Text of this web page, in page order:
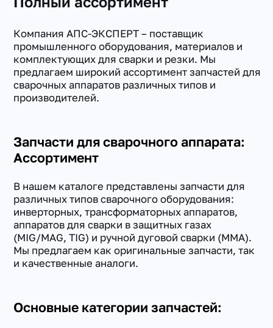
Компания АПС-ЭКСПЕРТ – поставщик
промышленного оборудования, материалов и
комплектующих для сварки и резки. Мы
предлагаем широкий ассортимент запчастей для
сварочных аппаратов различных типов и
производителей.
Запчасти для сварочного аппарата:
Ассортимент
В нашем каталоге представлены запчасти для
различных типов сварочного оборудования:
инверторных, трансформаторных аппаратов,
аппаратов для сварки в защитных газах
(MIG/MAG, TIG) и ручной дуговой сварки (MMA).
Мы предлагаем как оригинальные запчасти, так
и качественные аналоги.
Основные категории запчастей: